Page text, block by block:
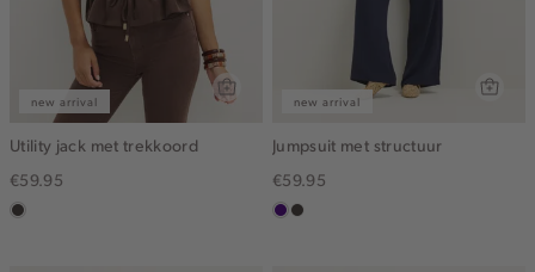
new arrival
Utility jack met trekkoord
€59.95
choco
new arrival
Jumpsuit met structuur
€59.95
indigochoco